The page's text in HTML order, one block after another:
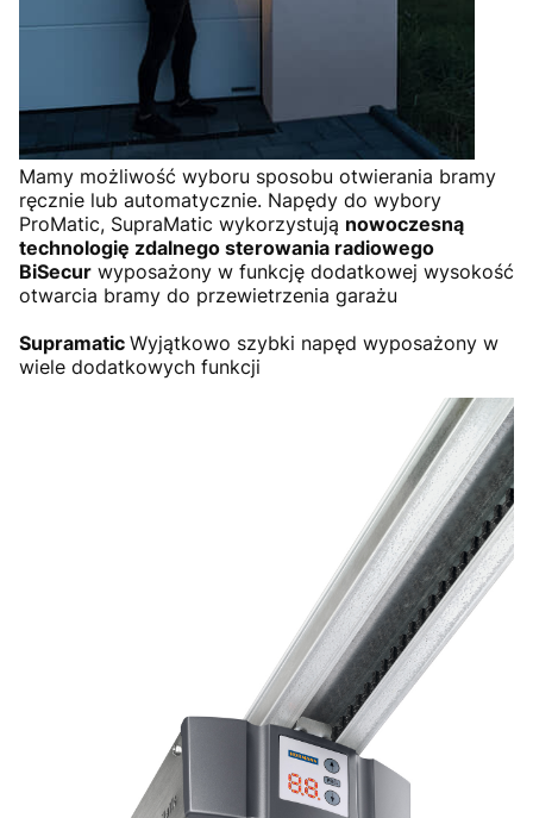
Mamy możliwość wyboru sposobu otwierania bramy
ręcznie lub automatycznie. Napędy do wybory
ProMatic, SupraMatic wykorzystują nowoczesną
technologię zdalnego sterowania radiowego
BiSecur wyposażony w funkcję dodatkowej wysokość
otwarcia bramy do przewietrzenia garażu
Supramatic Wyjątkowo szybki napęd wyposażony w
wiele dodatkowych funkcji